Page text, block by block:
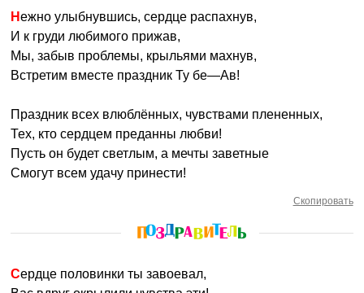
Нежно улыбнувшись, сердце распахнув,
И к груди любимого прижав,
Мы, забыв проблемы, крыльями махнув,
Встретим вместе праздник Ту бе—Ав!
Праздник всех влюблённых, чувствами плененных,
Тех, кто сердцем преданны любви!
Пусть он будет светлым, а мечты заветные
Смогут всем удачу принести!
Скопировать
Сердце половинки ты завоевал,